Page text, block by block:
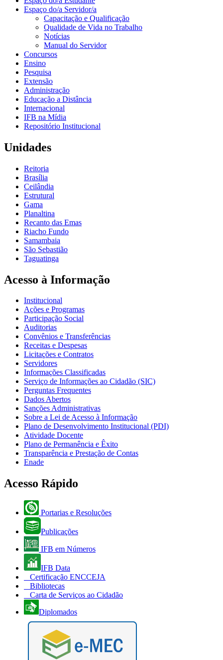
Espaço do/a Servidor/a
Capacitação e Qualificação
Qualidade de Vida no Trabalho
Notícias
Manual do Servidor
Concursos
Ensino
Pesquisa
Extensão
Administração
Educação a Distância
Internacional
IFB na Mídia
Repositório Institucional
Unidades
Reitoria
Brasília
Ceilândia
Estrutural
Gama
Planaltina
Recanto das Emas
Riacho Fundo
Samambaia
São Sebastião
Taguatinga
Acesso à Informação
Institucional
Ações e Programas
Participação Social
Auditorias
Convênios e Transferências
Receitas e Despesas
Licitações e Contratos
Servidores
Informações Classificadas
Serviço de Informações ao Cidadão (SIC)
Perguntas Frequentes
Dados Abertos
Sanções Administrativas
Sobre a Lei de Acesso à Informação
Plano de Desenvolvimento Institucional (PDI)
Atividade Docente
Plano de Permanência e Êxito
Transparência e Prestação de Contas
Enade
Acesso Rápido
Portarias e Resoluções
Publicações
IFB em Números
IFB Data
Certificação ENCCEJA
Bibliotecas
Carta de Serviços ao Cidadão
Diplomados